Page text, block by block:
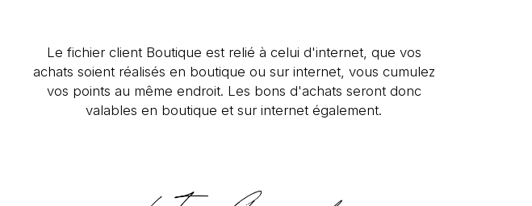
Le fichier client Boutique est relié à celui d'internet, que vos
achats soient réalisés en boutique ou sur internet, vous cumulez
vos points au même endroit. Les bons d'achats seront donc
valables en boutique et sur internet également.